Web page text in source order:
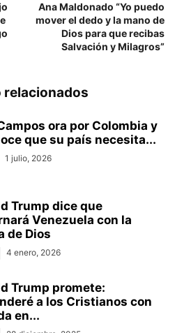
Ana Maldonado “Yo puedo
mover el dedo y la mano de
Dios para que recibas
Salvación y Milagros”
ora por Colombia y
que su país necesita...
1 julio, 2026
Trump dice que
Venezuela con la
de Dios
4 enero, 2026
Trump promete:
a los Cristianos con
en...